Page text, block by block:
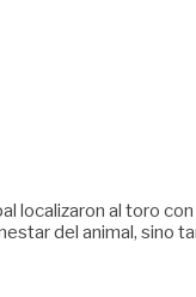
localizaron al toro
del animal, sino